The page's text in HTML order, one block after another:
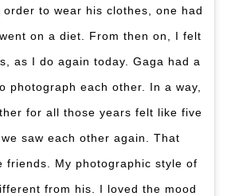
to wear his clothes, one had
on a diet. From then on, I felt
as I do again today. Gaga had a
photograph each other. In a way,
for all those years felt like five
saw each other again. That
friends. My photographic style of
from his. I loved the mood